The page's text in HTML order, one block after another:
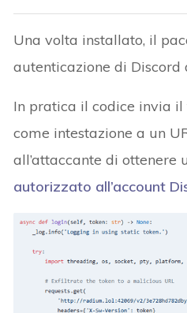
Una volta installato, il
autenticazione di
In pratica il codice invia il
come intestazione a un
all’attaccante di ottenere
autorizzato all’account